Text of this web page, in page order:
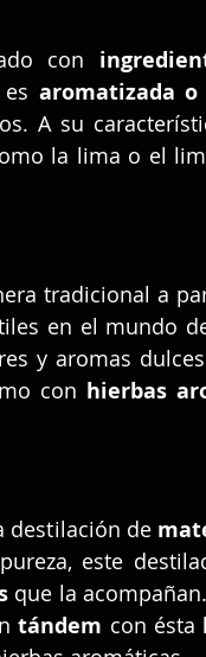
con
es aromatizada
A su
la lima o el
tradicional a
en el mundo
y aromas
con hierbas
destilación de
este
que la
tándem con ésta